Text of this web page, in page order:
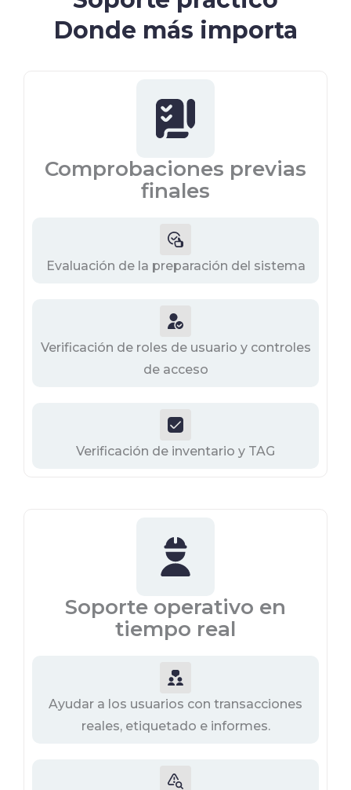
Donde más importa
Comprobaciones previas
finales
Evaluación de la preparación del sistema
Verificación de roles de usuario y controles
de acceso
Verificación de inventario y TAG
Soporte operativo en
tiempo real
Ayudar a los usuarios con transacciones
reales, etiquetado e informes.